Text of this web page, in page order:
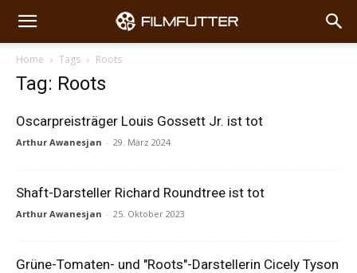
Home Tags Roots
Tag: Roots
Oscarpreisträger Louis Gossett Jr. ist tot
Arthur Awanesjan - 29. März 2024
Shaft-Darsteller Richard Roundtree ist tot
Arthur Awanesjan - 25. Oktober 2023
Grüne-Tomaten- und "Roots"-Darstellerin Cicely Tyson